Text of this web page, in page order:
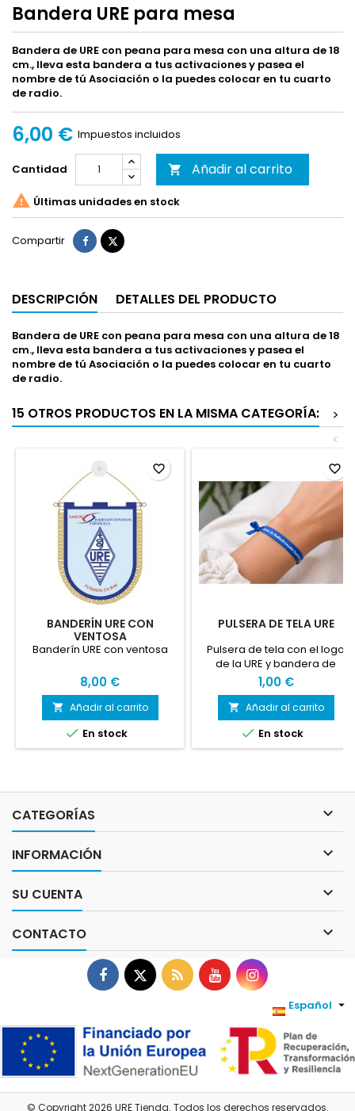
Bandera URE para mesa
Bandera de URE con peana para mesa con una altura de 18
cm., lleva esta bandera a tus activaciones y pasea el
nombre de tú Asociación o la puedes colocar en tu cuarto
de radio.
6,00 € Impuestos incluidos
Cantidad  Añadir al carrito
 Últimas unidades en stock
Compartir CompartirTuitear
DESCRIPCIÓN DETALLES DEL PRODUCTO
Bandera de URE con peana para mesa con una altura de 18
cm., lleva esta bandera a tus activaciones y pasea el
nombre de tú Asociación o la puedes colocar en tu cuarto
de radio.
15 OTROS PRODUCTOS EN LA MISMA CATEGORÍA:
>
<
BANDERÍN URE CON
VENTOSA
Banderín URE con ventosa
8,00 €
 Añadir al carrito
 En stock
favorite_border
PULSERA DE TELA URE
Pulsera de tela con el logo
de la URE y bandera de
España.
1,00 €
 Añadir al carrito
 En stock
favorite_border
CATEGORÍAS 
INFORMACIÓN 
SU CUENTA 
CONTACTO 
Facebook
TwitterRss YouTubeInstagram
Español 
© Copyright 2026 URE Tienda. Todos los derechos reservados.